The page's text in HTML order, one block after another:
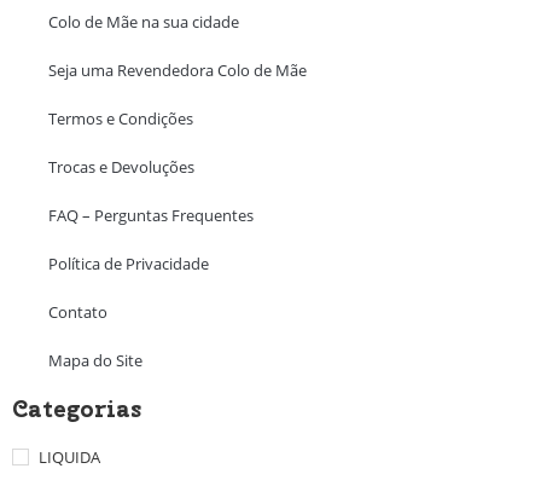
Colo de Mãe na sua cidade
Seja uma Revendedora Colo de Mãe
Termos e Condições
Trocas e Devoluções
FAQ – Perguntas Frequentes
Política de Privacidade
Contato
Mapa do Site
Categorias
LIQUIDA